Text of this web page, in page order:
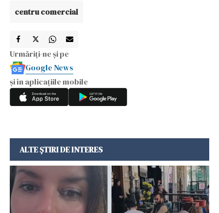
centru comercial
Urmăriți-ne și pe
Google News
și în aplicațiile mobile
ALTE ȘTIRI DE INTERES